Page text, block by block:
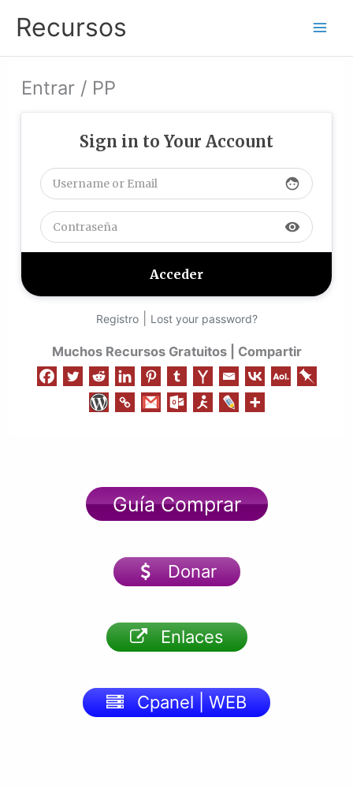
contenido
Recursos
Entrar / PP
Sign in to Your Account
face
visibility
Registro| Lost your password?
Muchos Recursos Gratuitos | Compartir
Guía Comprar
Donar
Enlaces
Cpanel | WEB